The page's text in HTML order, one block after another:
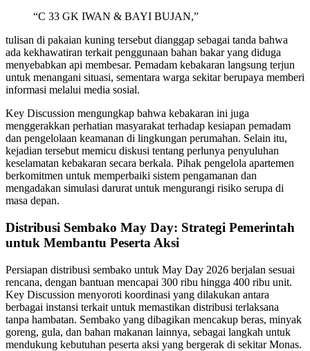
“C 33 GK IWAN & BAYI BUJAN,”
tulisan di pakaian kuning tersebut dianggap sebagai tanda bahwa
ada kekhawatiran terkait penggunaan bahan bakar yang diduga
menyebabkan api membesar. Pemadam kebakaran langsung terjun
untuk menangani situasi, sementara warga sekitar berupaya memberi
informasi melalui media sosial.
Key Discussion mengungkap bahwa kebakaran ini juga
menggerakkan perhatian masyarakat terhadap kesiapan pemadam
dan pengelolaan keamanan di lingkungan perumahan. Selain itu,
kejadian tersebut memicu diskusi tentang perlunya penyuluhan
keselamatan kebakaran secara berkala. Pihak pengelola apartemen
berkomitmen untuk memperbaiki sistem pengamanan dan
mengadakan simulasi darurat untuk mengurangi risiko serupa di
masa depan.
Distribusi Sembako May Day: Strategi Pemerintah
untuk Membantu Peserta Aksi
Persiapan distribusi sembako untuk May Day 2026 berjalan sesuai
rencana, dengan bantuan mencapai 300 ribu hingga 400 ribu unit.
Key Discussion menyoroti koordinasi yang dilakukan antara
berbagai instansi terkait untuk memastikan distribusi terlaksana
tanpa hambatan. Sembako yang dibagikan mencakup beras, minyak
goreng, gula, dan bahan makanan lainnya, sebagai langkah untuk
mendukung kebutuhan peserta aksi yang bergerak di sekitar Monas.